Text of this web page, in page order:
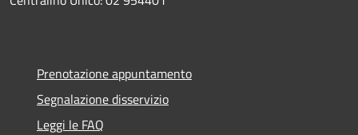
Prenotazione appuntamento
Segnalazione disservizio
Leggi le FAQ